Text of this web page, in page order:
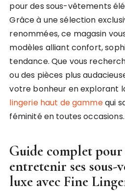
pour des sous-vêtements
Grâce à une sélection
renommées, ce magasin
modèles alliant confort,
tendance. Que vous
ou des pièces plus
votre bonheur en explorant
lingerie haut de gammequi
féminité en toutes occasions.
Guide complet
entretenir ses sous-
luxe avec Fine